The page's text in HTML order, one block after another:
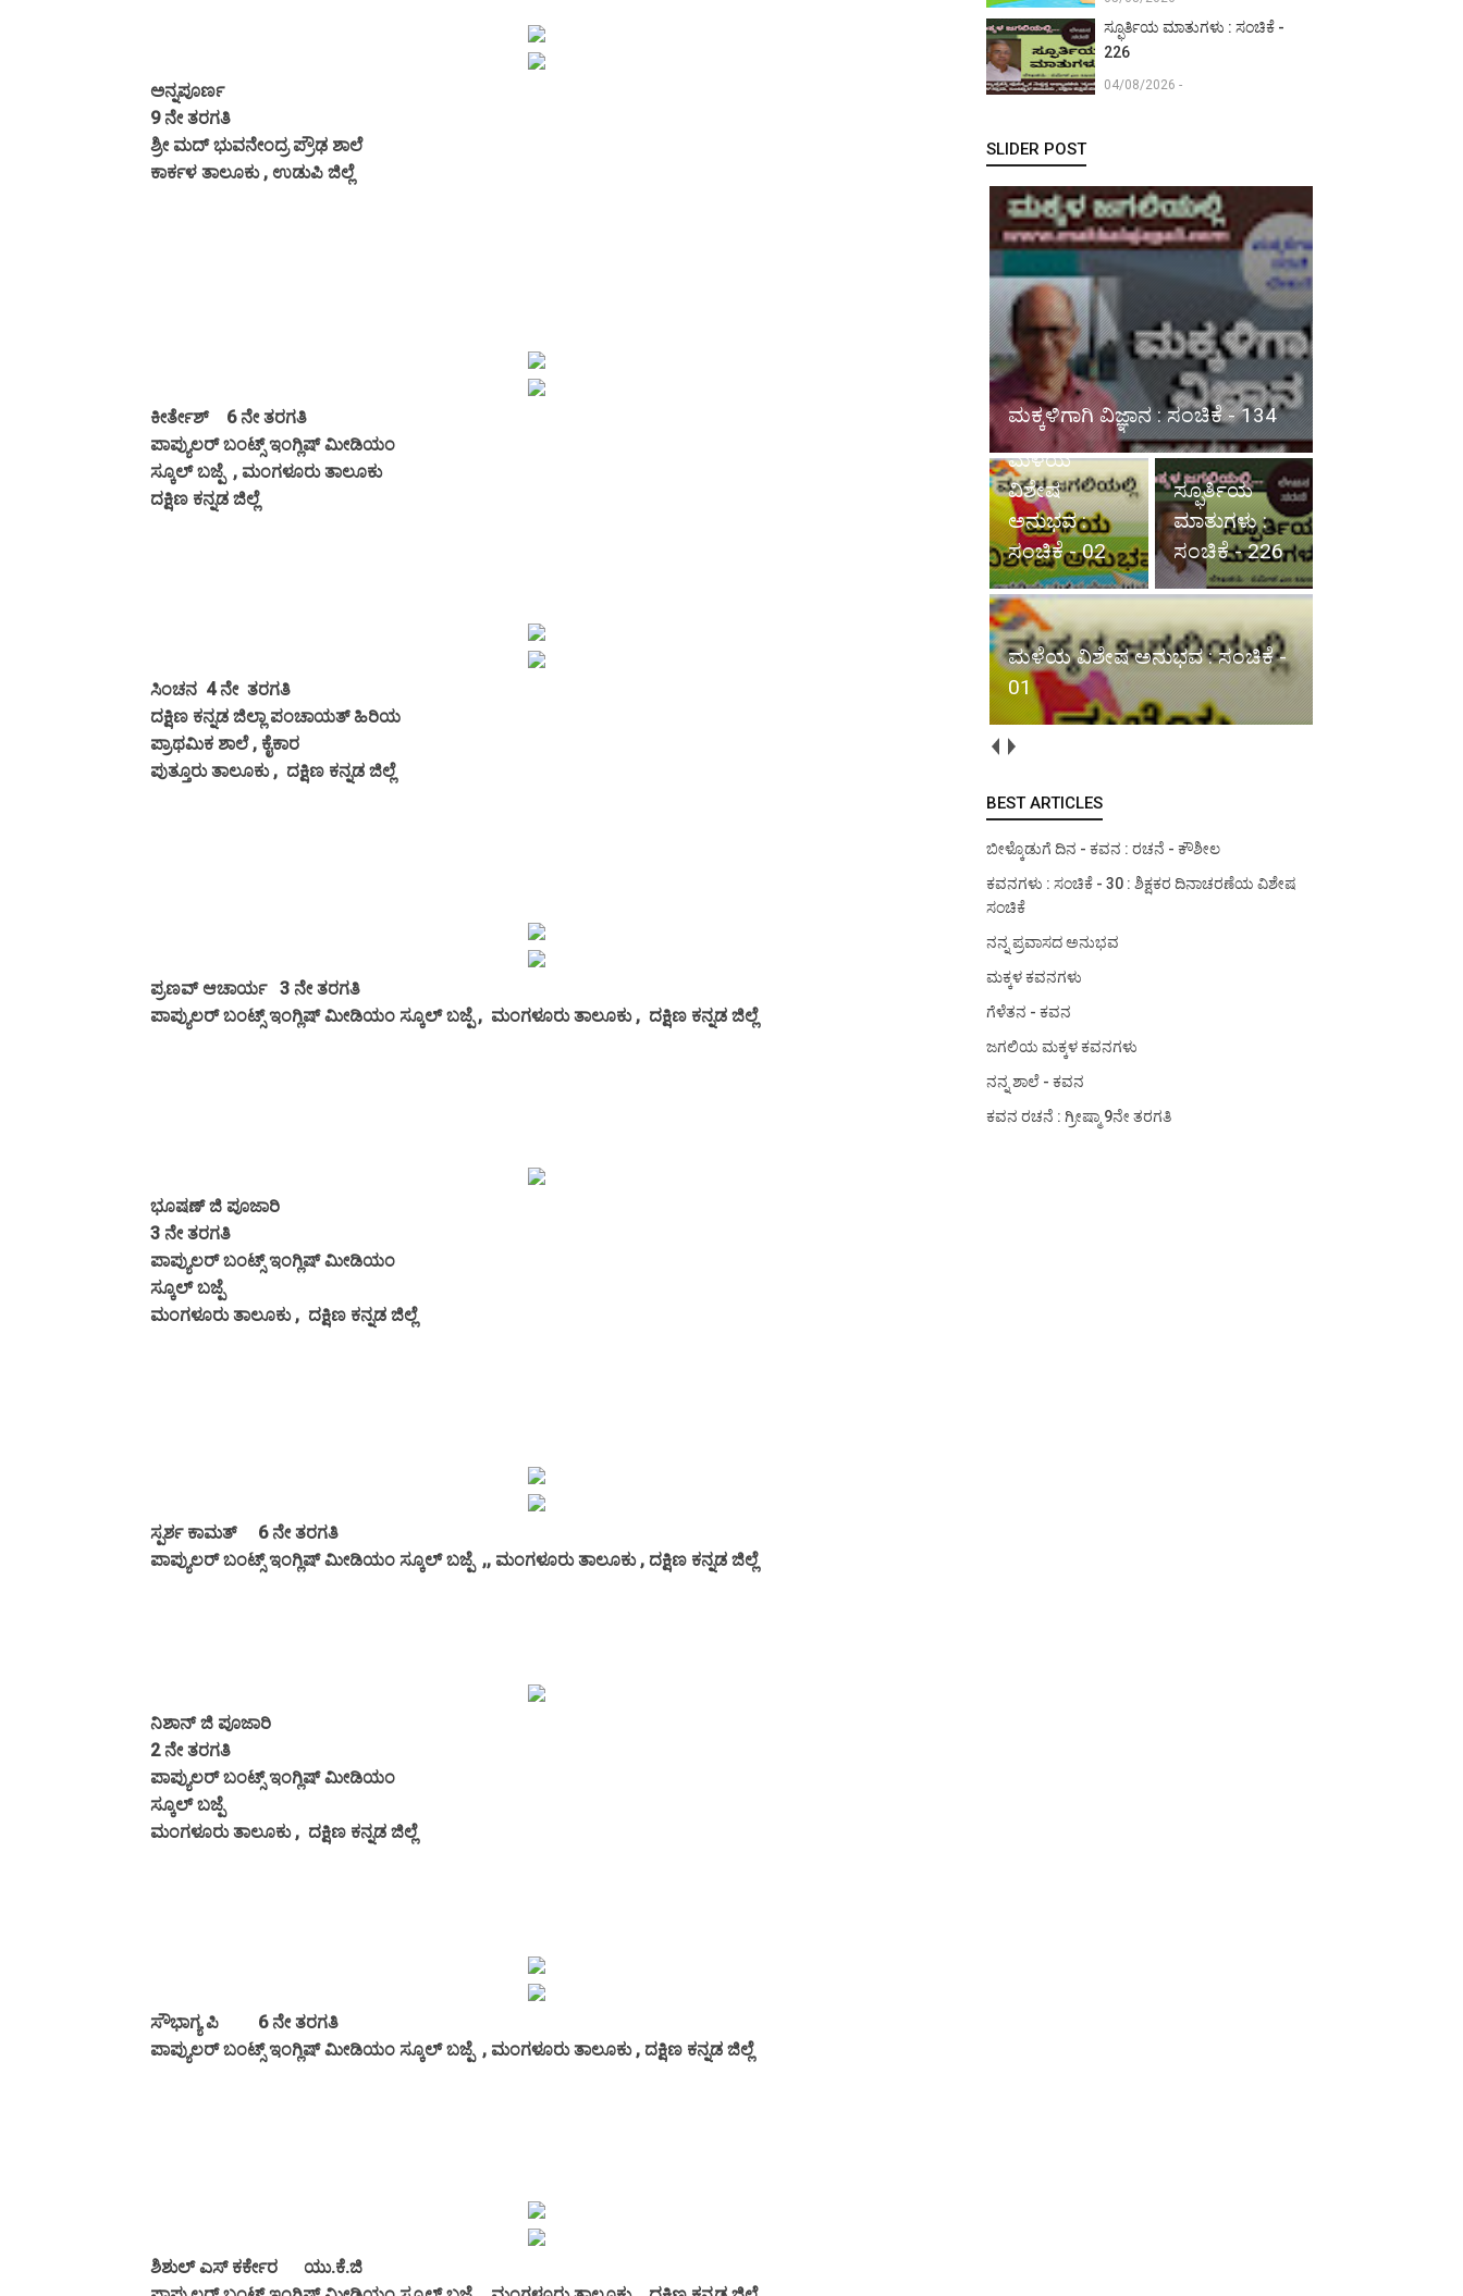
ಅನ್ನಪೂರ್ಣ
9 ನೇ ತರಗತಿ
ಶ್ರೀ ಮದ್ ಭುವನೇಂದ್ರ ಪ್ರೌಢ ಶಾಲೆ
ಕಾರ್ಕಳ ತಾಲೂಕು , ಉಡುಪಿ ಜಿಲ್ಲೆ
ಕೀರ್ತೇಶ್ 6 ನೇ ತರಗತಿ
ಪಾಪ್ಯುಲರ್ ಬಂಟ್ಸ್ ಇಂಗ್ಲಿಷ್ ಮೀಡಿಯಂ
ಸ್ಕೂಲ್ ಬಜ್ಪೆ , ಮಂಗಳೂರು ತಾಲೂಕು
ದಕ್ಷಿಣ ಕನ್ನಡ ಜಿಲ್ಲೆ
ಸಿಂಚನ 4 ನೇ ತರಗತಿ
ದಕ್ಷಿಣ ಕನ್ನಡ ಜಿಲ್ಲಾ ಪಂಚಾಯತ್ ಹಿರಿಯ
ಪ್ರಾಥಮಿಕ ಶಾಲೆ , ಕೈಕಾರ
ಪುತ್ತೂರು ತಾಲೂಕು , ದಕ್ಷಿಣ ಕನ್ನಡ ಜಿಲ್ಲೆ
ಪ್ರಣವ್ ಆಚಾರ್ಯ 3 ನೇ ತರಗತಿ
ಪಾಪ್ಯುಲರ್ ಬಂಟ್ಸ್ ಇಂಗ್ಲಿಷ್ ಮೀಡಿಯಂ ಸ್ಕೂಲ್ ಬಜ್ಪೆ , ಮಂಗಳೂರು ತಾಲೂಕು , ದಕ್ಷಿಣ ಕನ್ನಡ ಜಿಲ್ಲೆ
ಭೂಷಣ್ ಜಿ ಪೂಜಾರಿ
3 ನೇ ತರಗತಿ
ಪಾಪ್ಯುಲರ್ ಬಂಟ್ಸ್ ಇಂಗ್ಲಿಷ್ ಮೀಡಿಯಂ
ಸ್ಕೂಲ್ ಬಜ್ಪೆ
ಮಂಗಳೂರು ತಾಲೂಕು , ದಕ್ಷಿಣ ಕನ್ನಡ ಜಿಲ್ಲೆ
ಸ್ಪರ್ಶ ಕಾಮತ್ 6 ನೇ ತರಗತಿ
ಪಾಪ್ಯುಲರ್ ಬಂಟ್ಸ್ ಇಂಗ್ಲಿಷ್ ಮೀಡಿಯಂ ಸ್ಕೂಲ್ ಬಜ್ಪೆ ,, ಮಂಗಳೂರು ತಾಲೂಕು , ದಕ್ಷಿಣ ಕನ್ನಡ ಜಿಲ್ಲೆ
ನಿಶಾನ್ ಜಿ ಪೂಜಾರಿ
2 ನೇ ತರಗತಿ
ಪಾಪ್ಯುಲರ್ ಬಂಟ್ಸ್ ಇಂಗ್ಲಿಷ್ ಮೀಡಿಯಂ
ಸ್ಕೂಲ್ ಬಜ್ಪೆ
ಮಂಗಳೂರು ತಾಲೂಕು , ದಕ್ಷಿಣ ಕನ್ನಡ ಜಿಲ್ಲೆ
ಸೌಭಾಗ್ಯ ಪಿ 6 ನೇ ತರಗತಿ
ಪಾಪ್ಯುಲರ್ ಬಂಟ್ಸ್ ಇಂಗ್ಲಿಷ್ ಮೀಡಿಯಂ ಸ್ಕೂಲ್ ಬಜ್ಪೆ , ಮಂಗಳೂರು ತಾಲೂಕು , ದಕ್ಷಿಣ ಕನ್ನಡ ಜಿಲ್ಲೆ
ಶಿಶುಲ್ ಎಸ್ ಕರ್ಕೇರ ಯು.ಕೆ.ಜಿ
ಸ್ಫೂರ್ತಿಯ ಮಾತುಗಳು : ಸಂಚಿಕೆ -
226
04/08/2026 -
SLIDER POST
ಮಳೆಯ ವಿಶೇಷ ಅನುಭವ : ಸಂಚಿಕೆ -
02
ಸ್ಫೂರ್ತಿಯ
ಮಾತುಗಳು :
ಸಂಚಿಕೆ - 226
ಮಳೆಯ
ವಿಶೇಷ
ಅನುಭವ :
ಸಂಚಿಕೆ - 01
ಜೀವನ ಸಂಭ್ರಮ : ಸಂಚಿಕೆ - 254
BEST ARTICLES
ಬೀಳ್ಕೊಡುಗೆ ದಿನ - ಕವನ : ರಚನೆ - ಕೌಶೀಲ
ಕವನಗಳು : ಸಂಚಿಕೆ - 30 : ಶಿಕ್ಷಕರ ದಿನಾಚರಣೆಯ ವಿಶೇಷ
ಸಂಚಿಕೆ
ನನ್ನ ಪ್ರವಾಸದ ಅನುಭವ
ಮಕ್ಕಳ ಕವನಗಳು
ಗೆಳೆತನ - ಕವನ
ಜಗಲಿಯ ಮಕ್ಕಳ ಕವನಗಳು
ನನ್ನ ಶಾಲೆ - ಕವನ
ಕವನ ರಚನೆ : ಗ್ರೀಷ್ಮಾ 9ನೇ ತರಗತಿ